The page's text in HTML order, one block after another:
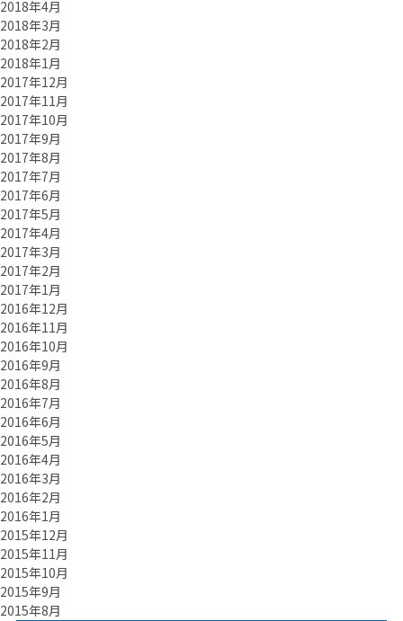
2018年4月
2018年3月
2018年2月
2018年1月
2017年12月
2017年11月
2017年10月
2017年9月
2017年8月
2017年7月
2017年6月
2017年5月
2017年4月
2017年3月
2017年2月
2017年1月
2016年12月
2016年11月
2016年10月
2016年9月
2016年8月
2016年7月
2016年6月
2016年5月
2016年4月
2016年3月
2016年2月
2016年1月
2015年12月
2015年11月
2015年10月
2015年9月
2015年8月